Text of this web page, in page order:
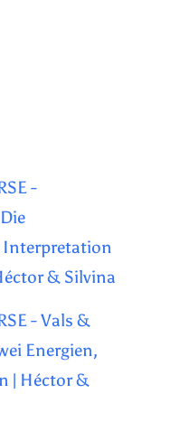
-
Interpretation
& Silvina
- Vals &
Energien,
| Héctor &